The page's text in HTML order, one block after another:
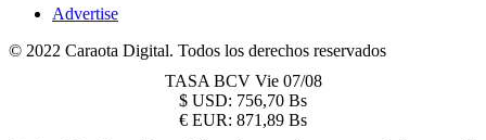
Advertise
© 2022 Caraota Digital. Todos los derechos reservados
TASA BCV Vie 07/08
$ USD: 756,70 Bs
€ EUR: 871,89 Bs